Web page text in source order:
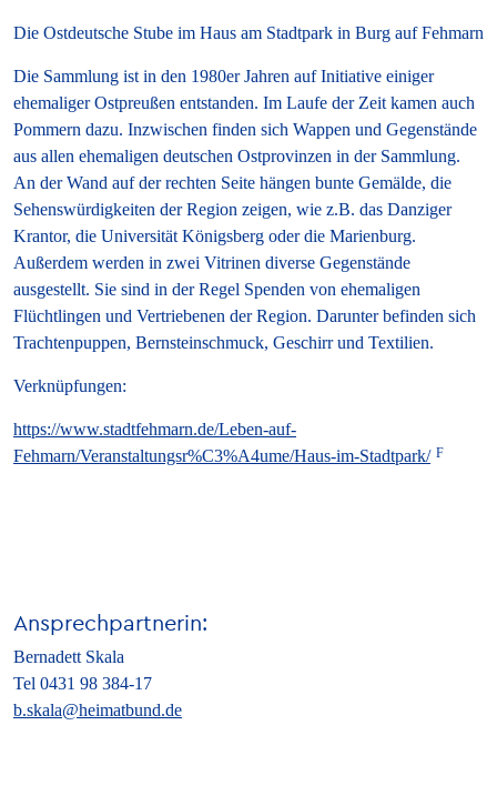
Die Ostdeutsche Stube im Haus am Stadtpark in Burg auf Fehmarn
Die Sammlung ist in den 1980er Jahren auf Initiative einiger
ehemaliger Ostpreußen entstanden. Im Laufe der Zeit kamen auch
Pommern dazu. Inzwischen finden sich Wappen und Gegenstände
aus allen ehemaligen deutschen Ostprovinzen in der Sammlung.
An der Wand auf der rechten Seite hängen bunte Gemälde, die
Sehenswürdigkeiten der Region zeigen, wie z.B. das Danziger
Krantor, die Universität Königsberg oder die Marienburg.
Außerdem werden in zwei Vitrinen diverse Gegenstände
ausgestellt. Sie sind in der Regel Spenden von ehemaligen
Flüchtlingen und Vertriebenen der Region. Darunter befinden sich
Trachtenpuppen, Bernsteinschmuck, Geschirr und Textilien.
Verknüpfungen:
https://www.stadtfehmarn.de/Leben-auf-
Fehmarn/Veranstaltungsr%C3%A4ume/Haus-im-Stadtpark/
Ansprechpartnerin:
Bernadett Skala
Tel 0431 98 384-17
b.skala@heimatbund.de